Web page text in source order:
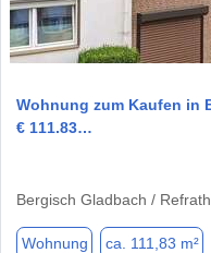
Wohnung zum Kaufen in
€ 111.83…
Bergisch Gladbach /
Wohnung ca. 111,83 m²